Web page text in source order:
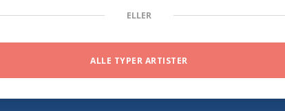
ELLER
ALLE TYPER ARTISTER